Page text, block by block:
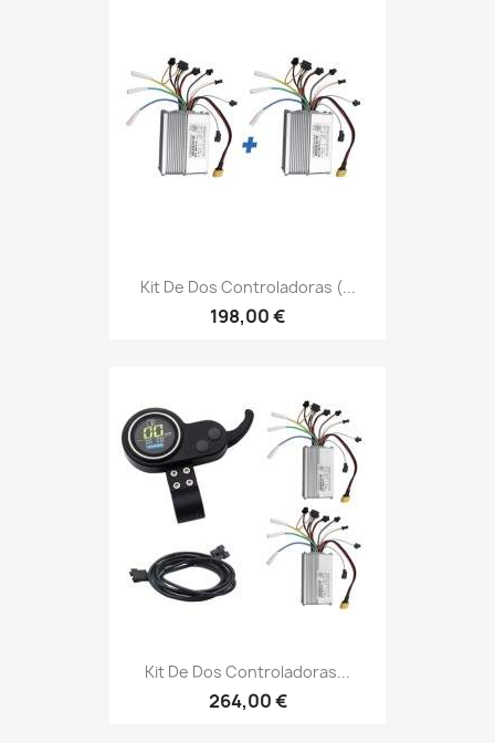
Kit De Dos Controladoras (...
198,00 €
Kit De Dos Controladoras...
264,00 €